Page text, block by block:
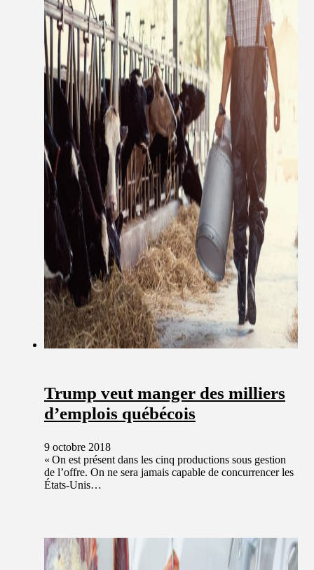
Trump veut manger des milliers
d’emplois québécois
9 octobre 2018
« On est présent dans les cinq productions sous gestion
de l’offre. On ne sera jamais capable de concurrencer les
États-Unis…